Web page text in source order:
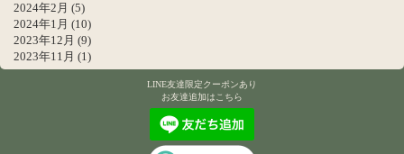
2024年2月 (5)
2024年1月 (10)
2023年12月 (9)
2023年11月 (1)
LINE友達限定クーポンあり
お友達追加はこちら